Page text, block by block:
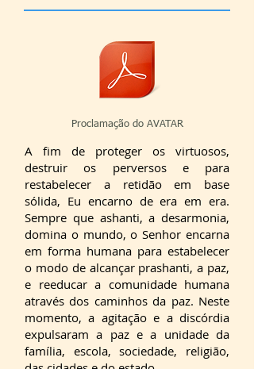
Proclamação do AVATAR
A fim de proteger os virtuosos,
destruir os perversos e para
restabelecer a retidão em base
sólida, Eu encarno de era em era.
Sempre que ashanti, a desarmonia,
domina o mundo, o Senhor encarna
em forma humana para estabelecer
o modo de alcançar prashanti, a paz,
e reeducar a comunidade humana
através dos caminhos da paz. Neste
momento, a agitação e a discórdia
expulsaram a paz e a unidade da
família, escola, sociedade, religião,